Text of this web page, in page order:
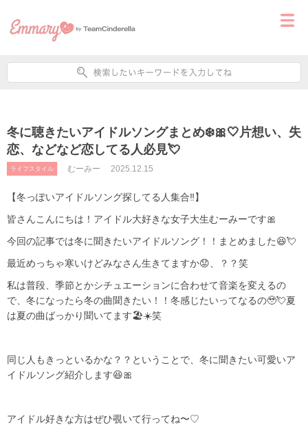
冬に聴きたいアイドルソングまとめ❄️🎀🤍片想い、失
恋、などなど恋してる人必見💘
ライフスタイル むーみー 2025.12.15
【冬っぽいアイドルソング探してる人集合‼️】
皆さんこんにちは！アイドル大好きな女子大生むーみーです🎀
今回の記事では冬に聞きたいアイドルソング！！まとめました😆💘
最近めっちゃ寒いけどみなさん生きてますか😟、？？笑
私は普段、季節とかシチュエーションに合わせて音楽を変えるの
で、冬になったら冬の曲聞きたい！！冬感じたいってなるの🥹💘夏
は夏の曲ばっかり聞いてます🏖☀️笑
同じ人もきっといるかな？？ということで、冬に聞きたい可愛いア
イドルソング紹介します😆🎀
アイドル好きな方はぜひ覗いて行ってね〜♡